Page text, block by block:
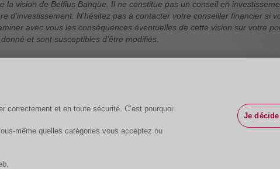
la vision de Belfius Banque. Il ne constitue pas un conseil en
d’investissement. N'hésitez pas à contacter votre conseiller financier si
avec vous les conséquences éventuelles de cette vision sur votre
et sont susceptibles d’être modifiés.
et en toute sécurité. C’est pourquoi
même quelles catégories vous acceptez ou
Je